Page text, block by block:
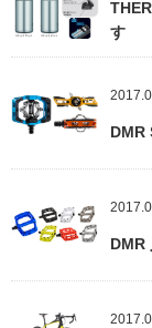
す
DMR
DMR